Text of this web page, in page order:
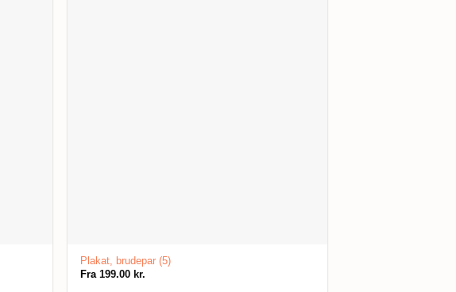
Plakat, brudepar (5)
Fra 199.00 kr.